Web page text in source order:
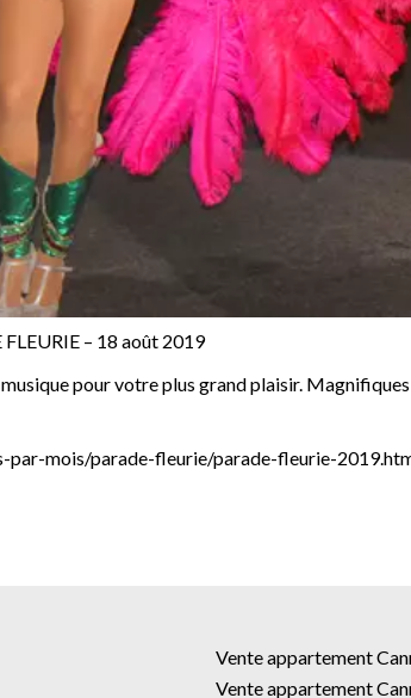
– 18 août 2019
pour votre plus grand plaisir.
par-mois/parade-fleurie/parade-fleurie-
Vente appartement
Vente appartement